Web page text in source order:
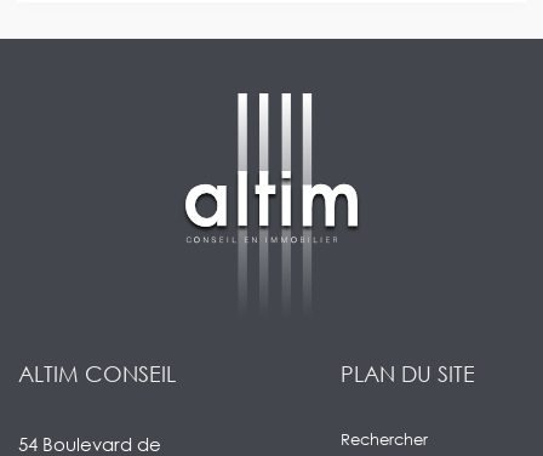
ALTIM CONSEIL
54 Boulevard de
PLAN DU SITE
Rechercher